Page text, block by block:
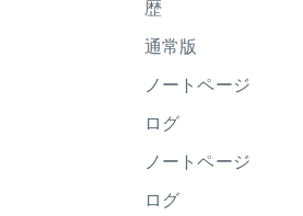
歴
通常版
ノートページ
ログ
ノートページ
ログ